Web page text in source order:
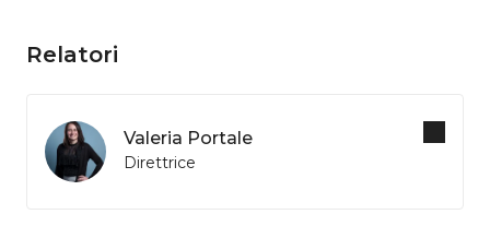
Relatori
Valeria Portale
Direttrice